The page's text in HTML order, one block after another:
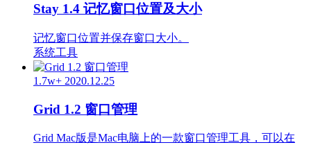
Stay 1.4 记忆窗口位置及大小
记忆窗口位置并保存窗口大小。
系统工具
1.7w+ 2020.12.25
Grid 1.2 窗口管理
Grid Mac版是Mac电脑上的一款窗口管理工具，可以在